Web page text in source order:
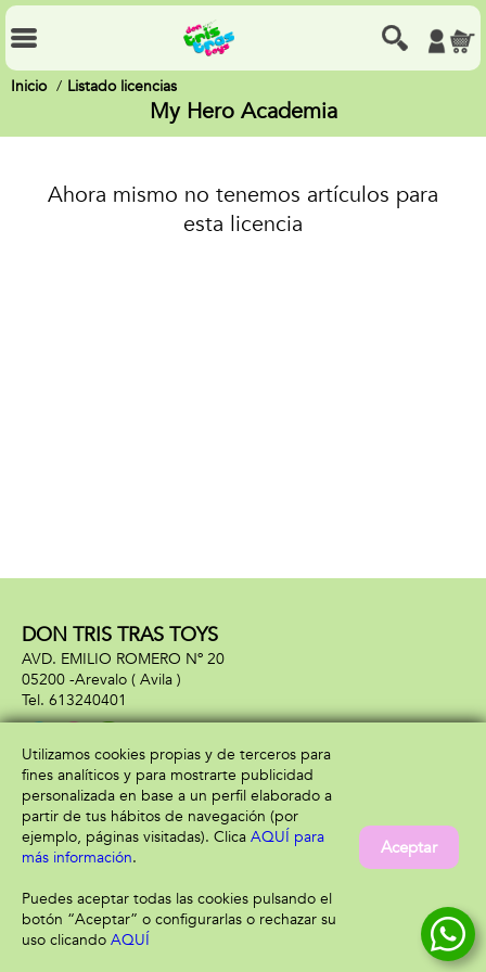
Inicio Listado licencias
My Hero Academia
Ahora mismo no tenemos artículos para
esta licencia
DON TRIS TRAS TOYS
AVD. EMILIO ROMERO Nº 20
05200 -Arevalo ( Avila )
613240401
Información
Aviso legal
Política de privacidad
Política de cookies
Atención al cliente
Envío y devolución
Utilizamos cookies propias y de terceros para
fines analíticos y para mostrarte publicidad
personalizada en base a un perfil elaborado a
partir de tus hábitos de navegación (por
ejemplo, páginas visitadas). Clica AQUÍ para
más información.
Puedes aceptar todas las cookies pulsando el
botón “Aceptar” o configurarlas o rechazar su
uso clicando AQUÍ
Aceptar